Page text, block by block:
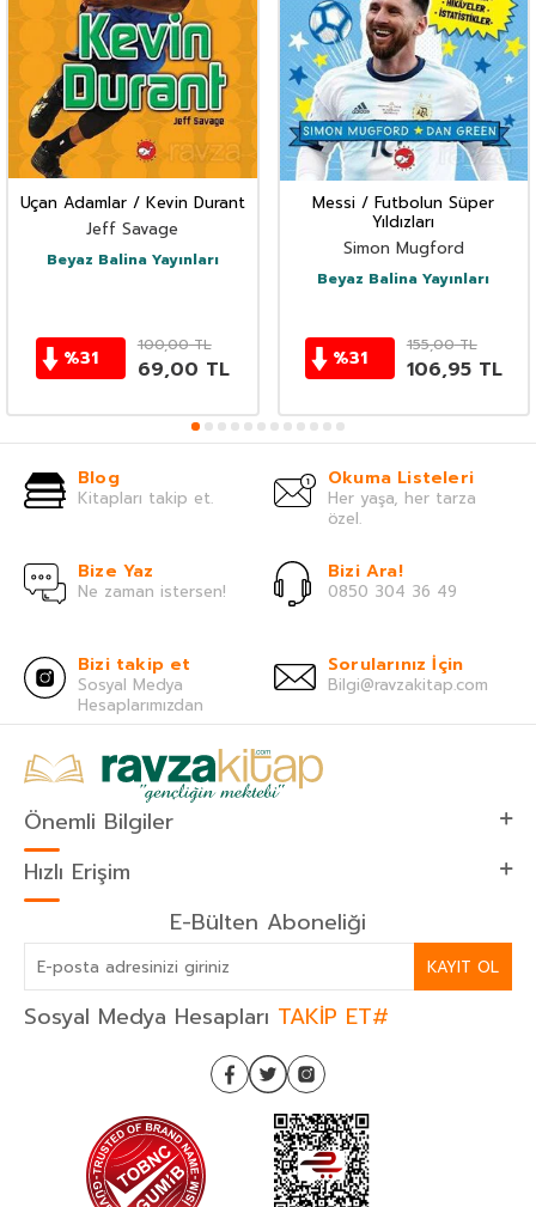
Uçan Adamlar / Kevin Durant
Jeff Savage
Beyaz Balina Yayınları
%31
100,00TL
69,00 TL
Messi / Futbolun Süper
Yıldızları
Simon Mugford
Beyaz Balina Yayınları
%31
155,00TL
106,95TL
Blog
Kitapları takip et.
Okuma Listeleri
Her yaşa, her tarza
özel.
Bize Yaz
Ne zaman istersen!
Bizi Ara!
0850 304 36 49
Bizi takip et
Sosyal Medya
Hesaplarımızdan
Sorularınız İçin
Bilgi@ravzakitap.com
Önemli Bilgiler
Hızlı Erişim
E-Bülten Aboneliği
KAYIT OL
Sosyal Medya Hesapları TAKİP ET#